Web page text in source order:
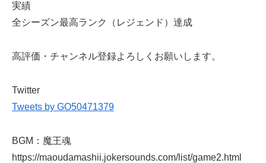
実績
全シーズン最高ランク（レジェンド）達成
高評価・チャンネル登録よろしくお願いします。
Twitter
Tweets by GO50471379
BGM：魔王魂
https://maoudamashii.jokersounds.com/list/game2.html